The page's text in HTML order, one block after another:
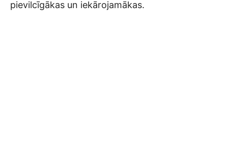
pievilcīgākas un iekārojamākas.